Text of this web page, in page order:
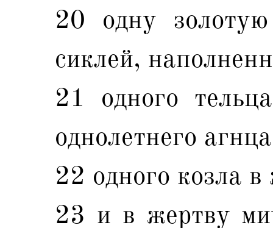
20 одну
сиклей,
21 одного
однолетнего
22 одного козла
23 и в жертву